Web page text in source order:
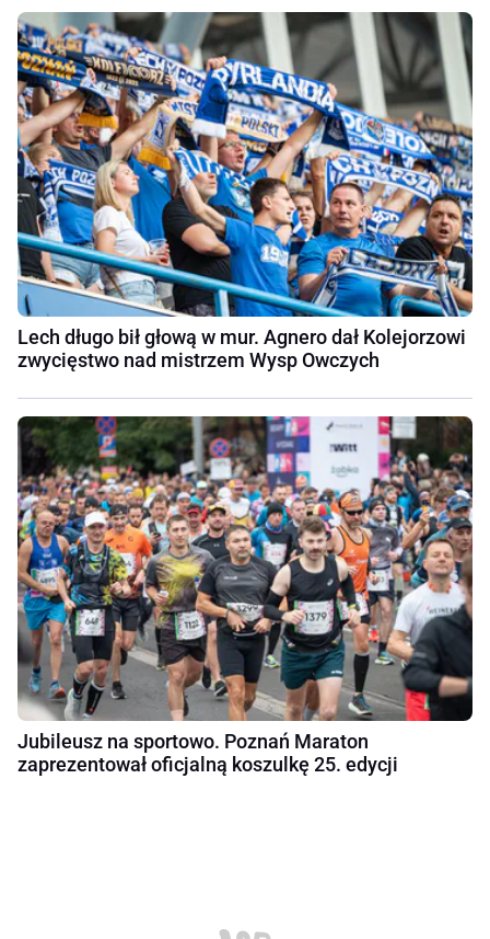
Lech długo bił głową w mur. Agnero dał Kolejorzowi
zwycięstwo nad mistrzem Wysp Owczych
Jubileusz na sportowo. Poznań Maraton
zaprezentował oficjalną koszulkę 25. edycji